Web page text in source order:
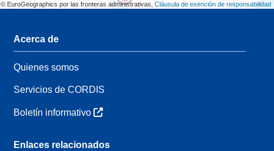
, © EuroGeographics por las fronteras administrativas, Cláusula de exención de responsabilidad
Acerca de
Quienes somos
Servicios de CORDIS
Boletín informativo
Enlaces relacionados